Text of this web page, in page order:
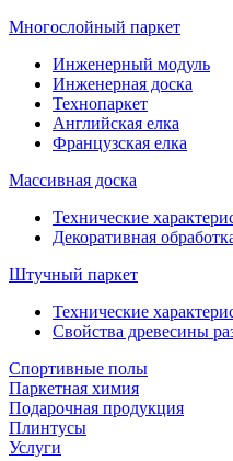
Многослойный паркет
Инженерный модуль
Инженерная доска
Технопаркет
Английская елка
Французская елка
Массивная доска
Технические
Декоративная
Штучный паркет
Технические
Свойства древесины
Спортивные полы
Паркетная химия
Подарочная продукция
Плинтусы
Услуги